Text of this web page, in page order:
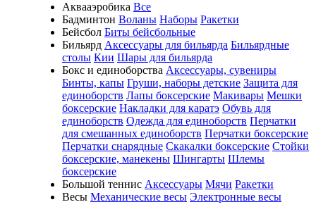
Аквааэробика Все
Бадминтон Воланы Наборы Ракетки
Бейсбол Биты бейсбольные
Бильярд Аксессуары для бильярда Бильярдные
столы Кии Шары для бильярда
Бокс и единоборства Аксессуары, сувениры
Бинты, капы Груши, наборы детские Защита для
единоборств Лапы боксерские Макивары Мешки
боксерские Накладки для каратэ Обувь для
единоборств Одежда для единоборств Перчатки
для смешанных единоборств Перчатки боксерские
Перчатки снарядные Скакалки боксерские Стойки
боксерские, манекены Шингарты Шлемы
боксерские
Большой теннис Аксессуары Мячи Ракетки
Весы Механические весы Электронные весы